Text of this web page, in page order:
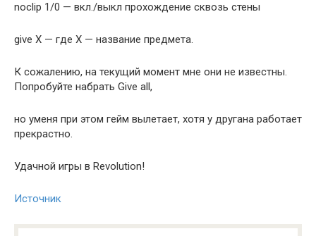
noclip 1/0 — вкл./выкл прохождение сквозь стены
give X — где Х — название предмета.
К сожалению, на текущий момент мне они не известны.
Попробуйте набрать Give all,
но уменя при этом гейм вылетает, хотя у другана работает
прекрастно.
Удачной игры в Revolution!
Источник